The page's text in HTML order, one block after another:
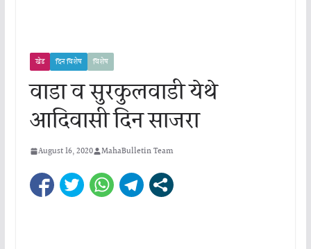
खेड दिन विशेष विशेष
वाडा व सुरकुलवाडी येथे
आदिवासी दिन साजरा
August 16, 2020 MahaBulletin Team